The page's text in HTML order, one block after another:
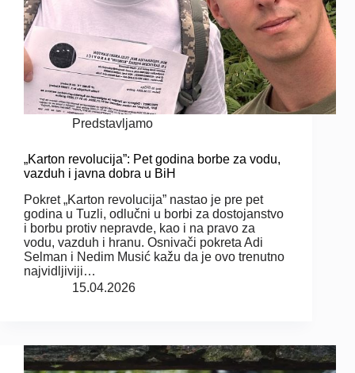
Predstavljamo
„Karton revolucija”: Pet godina borbe za vodu,
vazduh i javna dobra u BiH
Pokret „Karton revolucija” nastao je pre pet
godina u Tuzli, odlučni u borbi za dostojanstvo
i borbu protiv nepravde, kao i na pravo za
vodu, vazduh i hranu. Osnivači pokreta Adi
Selman i Nedim Musić kažu da je ovo trenutno
najvidljiviji…
15.04.2026